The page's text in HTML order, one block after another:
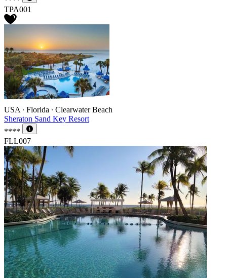
TPA001
USA ∙ Florida ∙ Clearwater Beach
Sheraton Sand Key Resort
****
FLL007